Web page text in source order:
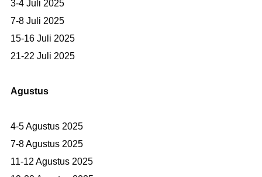
3-4 Juli 2025
7-8 Juli 2025
15-16 Juli 2025
21-22 Juli 2025
Agustus
4-5 Agustus 2025
7-8 Agustus 2025
11-12 Agustus 2025